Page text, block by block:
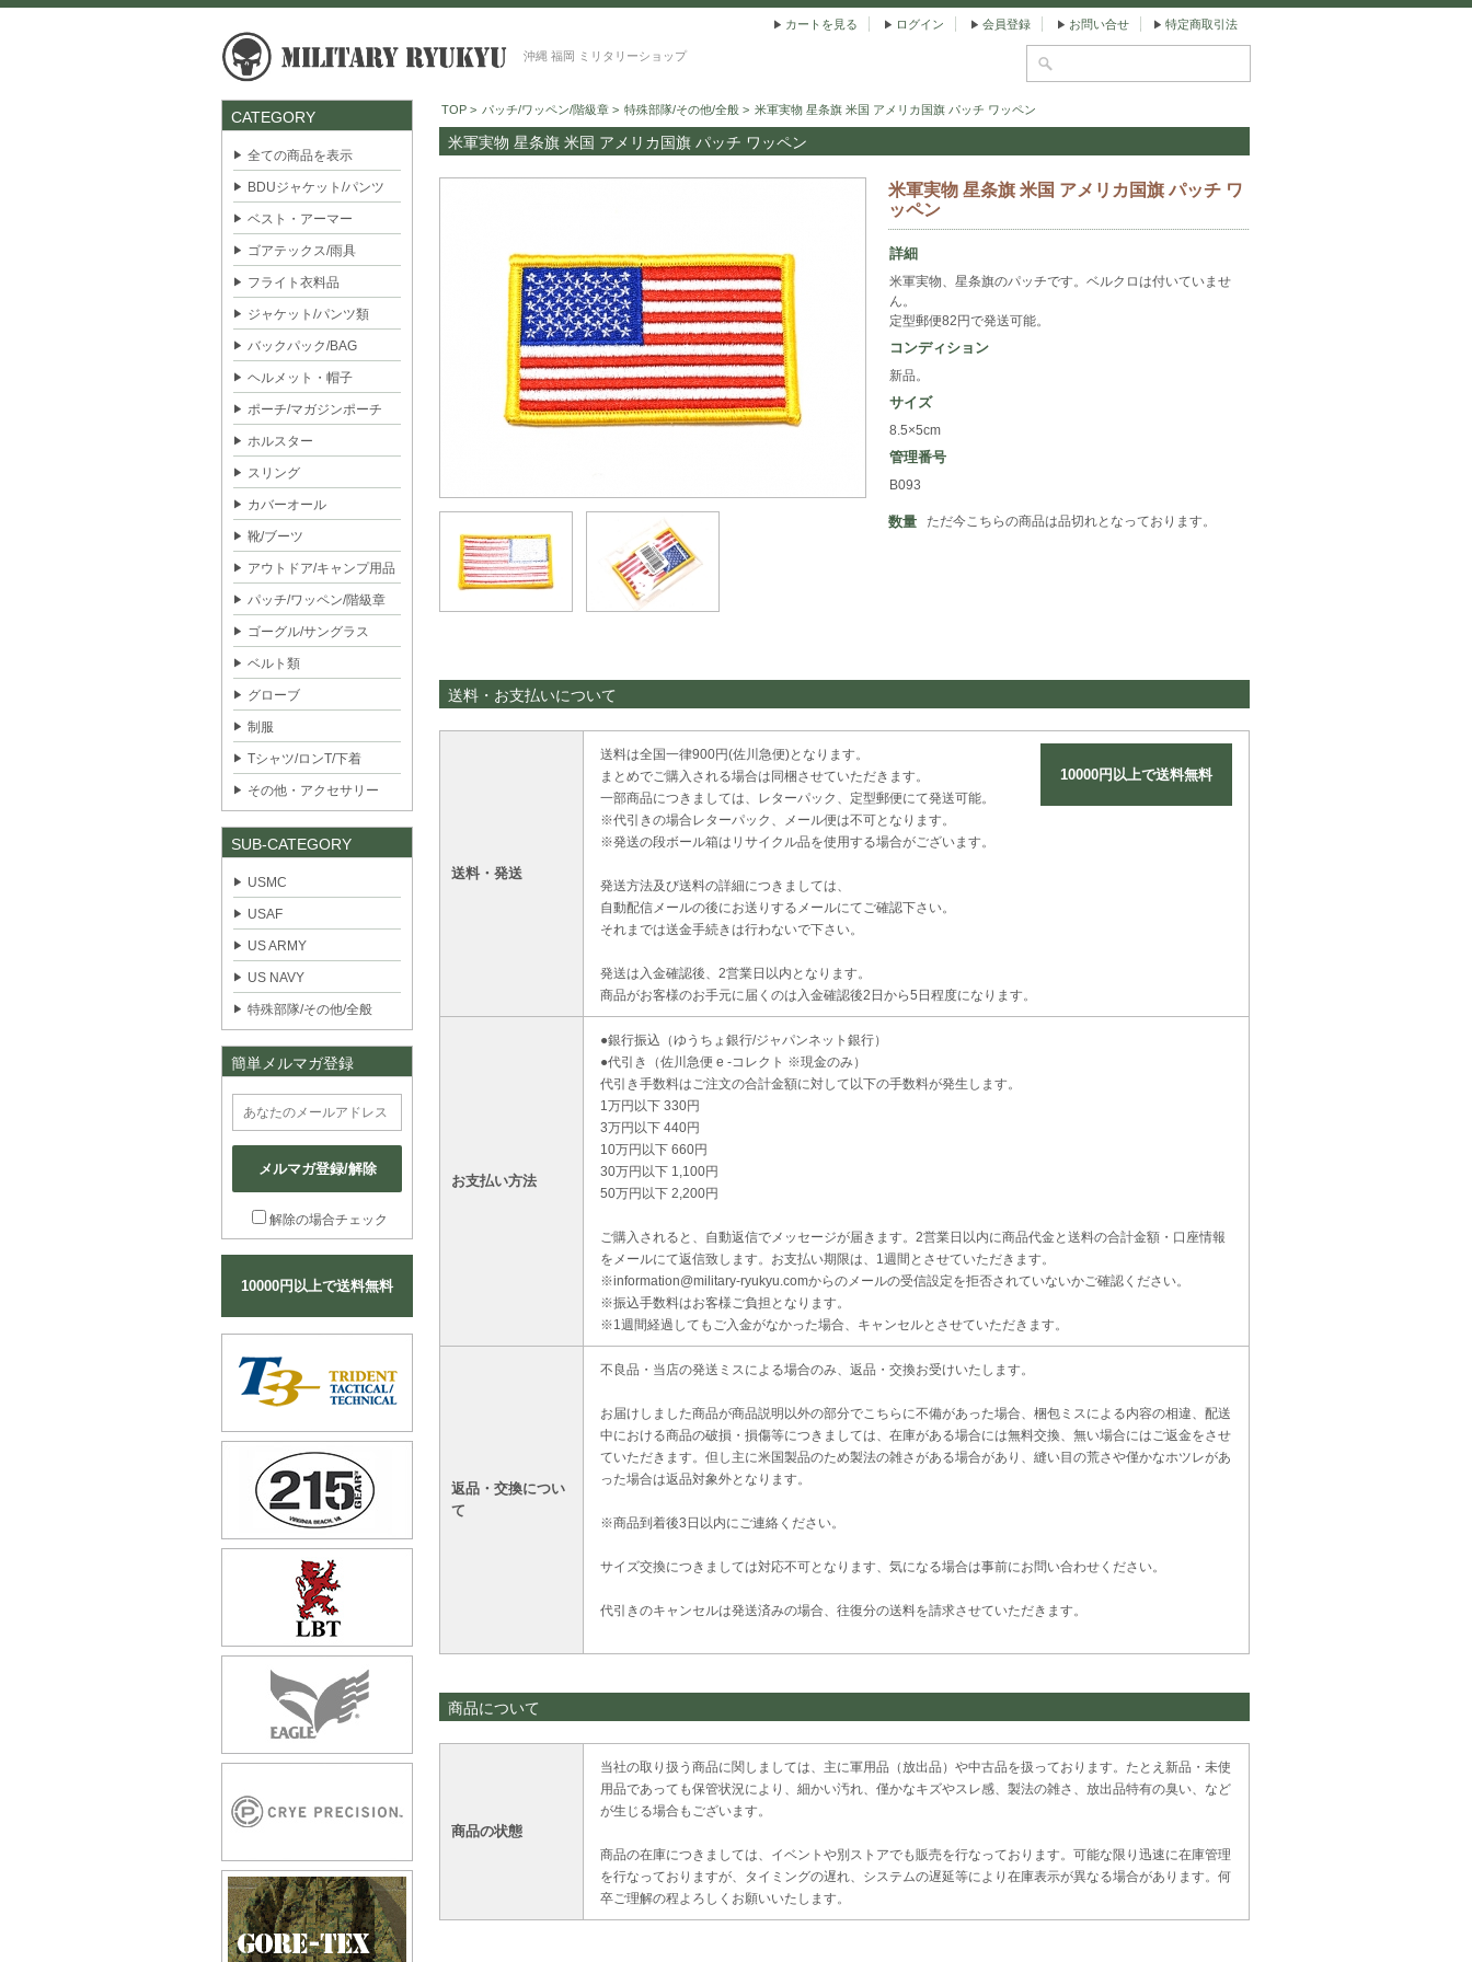
沖縄 福岡 ミリタリーショップ
カートを見る ログイン 会員登録 お問い合せ 特定商取引法
CATEGORY
全ての商品を表示
BDUジャケット/パンツ
ベスト・アーマー
ゴアテックス/雨具
フライト衣料品
ジャケット/パンツ類
バックパック/BAG
ヘルメット・帽子
ポーチ/マガジンポーチ
ホルスター
スリング
カバーオール
靴/ブーツ
アウトドア/キャンプ用品
パッチ/ワッペン/階級章
ゴーグル/サングラス
ベルト類
グローブ
制服
Tシャツ/ロンT/下着
その他・アクセサリー
SUB-CATEGORY
USMC
USAF
US ARMY
US NAVY
特殊部隊/その他/全般
簡単メルマガ登録
メルマガ登録/解除
解除の場合チェック
10000円以上で送料無料
TOP > パッチ/ワッペン/階級章 > 特殊部隊/その他/全般 > 米軍実物 星条旗 米国 アメリカ国旗 パッチ ワッペン
米軍実物 星条旗 米国 アメリカ国旗 パッチ ワッペン
米軍実物 星条旗 米国 アメリカ国旗 パッチ ワ
ッペン
詳細
米軍実物、星条旗のパッチです。ベルクロは付いていませ
ん。
定型郵便82円で発送可能。
コンディション
新品。
サイズ
8.5×5cm
管理番号
B093
数量 ただ今こちらの商品は品切れとなっております。
送料・お支払いについて
送料・発送
10000円以上で送料無料
送料は全国一律900円(佐川急便)となります。
まとめでご購入される場合は同梱させていただきます。
一部商品につきましては、レターパック、定型郵便にて発送可能。
※代引きの場合レターパック、メール便は不可となります。
※発送の段ボール箱はリサイクル品を使用する場合がございます。
発送方法及び送料の詳細につきましては、
自動配信メールの後にお送りするメールにてご確認下さい。
それまでは送金手続きは行わないで下さい。
発送は入金確認後、2営業日以内となります。
商品がお客様のお手元に届くのは入金確認後2日から5日程度になります。
お支払い方法
●銀行振込（ゆうちょ銀行/ジャパンネット銀行）
●代引き（佐川急便 e -コレクト ※現金のみ）
代引き手数料はご注文の合計金額に対して以下の手数料が発生します。
1万円以下 330円
3万円以下 440円
10万円以下 660円
30万円以下 1,100円
50万円以下 2,200円
ご購入されると、自動返信でメッセージが届きます。2営業日以内に商品代金と送料の合計金額・口座情報
をメールにて返信致します。お支払い期限は、1週間とさせていただきます。
※information@military-ryukyu.comからのメールの受信設定を拒否されていないかご確認ください。
※振込手数料はお客様ご負担となります。
※1週間経過してもご入金がなかった場合、キャンセルとさせていただきます。
返品・交換につい
て
不良品・当店の発送ミスによる場合のみ、返品・交換お受けいたします。
お届けしました商品が商品説明以外の部分でこちらに不備があった場合、梱包ミスによる内容の相違、配送
中における商品の破損・損傷等につきましては、在庫がある場合には無料交換、無い場合にはご返金をさせ
ていただきます。但し主に米国製品のため製法の雑さがある場合があり、縫い目の荒さや僅かなホツレがあ
った場合は返品対象外となります。
※商品到着後3日以内にご連絡ください。
サイズ交換につきましては対応不可となります、気になる場合は事前にお問い合わせください。
代引きのキャンセルは発送済みの場合、往復分の送料を請求させていただきます。
商品について
商品の状態
当社の取り扱う商品に関しましては、主に軍用品（放出品）や中古品を扱っております。たとえ新品・未使
用品であっても保管状況により、細かい汚れ、僅かなキズやスレ感、製法の雑さ、放出品特有の臭い、など
が生じる場合もございます。
商品の在庫につきましては、イベントや別ストアでも販売を行なっております。可能な限り迅速に在庫管理
を行なっておりますが、タイミングの遅れ、システムの遅延等により在庫表示が異なる場合があります。何
卒ご理解の程よろしくお願いいたします。